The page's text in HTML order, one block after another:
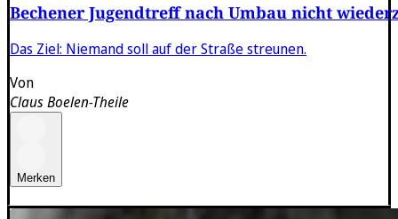
Bechener Jugendtreff nach Umbau nicht
Das Ziel: Niemand soll auf der Straße streunen.
Von
Claus Boelen-Theile
Merken